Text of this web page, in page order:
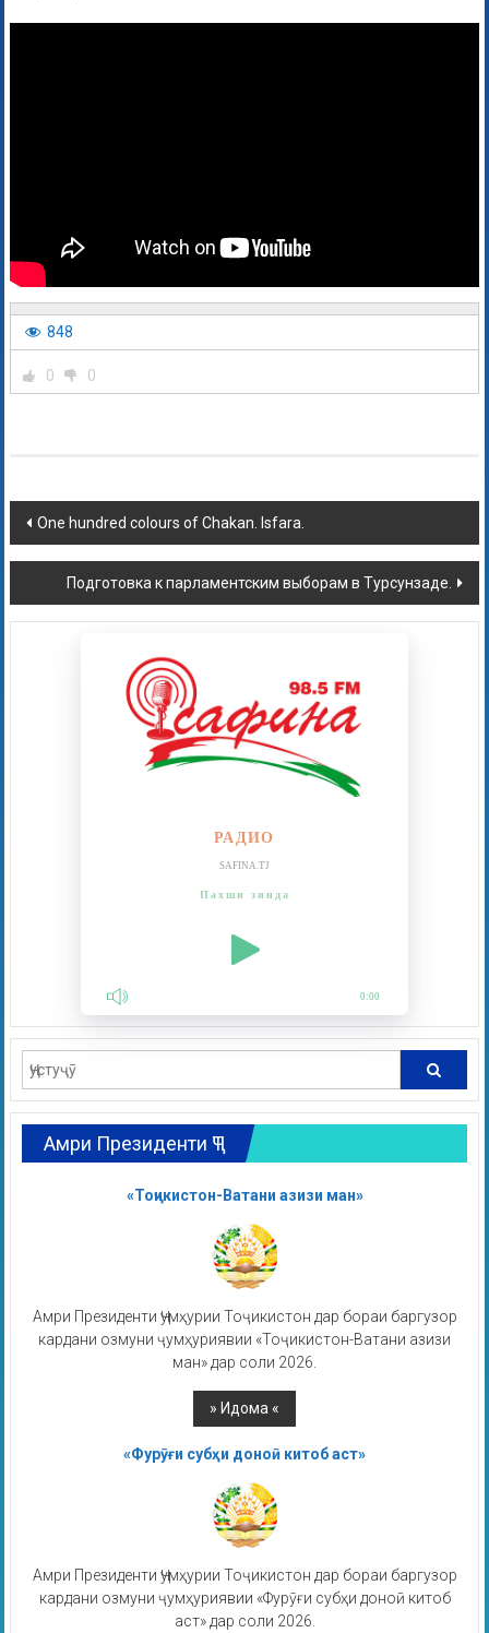
848
0 0
One hundred colours of Chakan. Isfara.
Подготовка к парламентским выборам в Турсунзаде.
РАДИО
SAFINA.TJ
Пахши зинда
0:00
Амри Президенти ҶТ
«Тоҷикистон-Ватани азизи ман»
Амри Президенти Ҷумҳурии Тоҷикистон дар бораи баргузор
кардани озмуни ҷумҳуриявии «Тоҷикистон-Ватани азизи
ман» дар соли 2026.
«Фурӯғи субҳи доноӣ китоб аст»
Амри Президенти Ҷумҳурии Тоҷикистон дар бораи баргузор
кардани озмуни ҷумҳуриявии «Фурӯғи субҳи доноӣ китоб
аст» дар соли 2026.